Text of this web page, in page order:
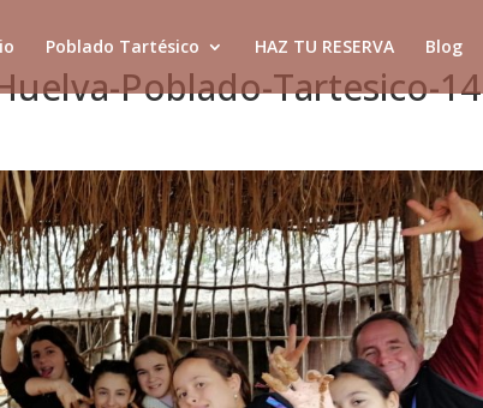
Poblado Tartésico HAZ TU RESERVA Blog
Poblado-Tartesico-14